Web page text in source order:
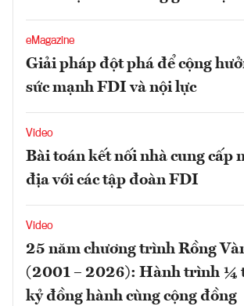
eMagazine
Giải pháp đột phá để cộng
sức mạnh FDI và nội lực
Video
Bài toán kết nối nhà cung cấp
địa với các tập đoàn FDI
Video
25 năm chương trình Rồng
(2001 – 2026): Hành trình ¼
kỷ đồng hành cùng cộng đồng